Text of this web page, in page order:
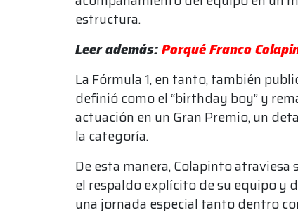
estructura.
Leer además:Porqué Franco
La Fórmula 1, en tanto, también
definió como el “birthday boy” y
actuación en un Gran Premio, un
la categoría.
De esta manera, Colapinto
el respaldo explícito de su equipo y
una jornada especial tanto dentro